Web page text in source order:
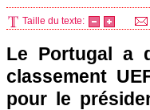
Taille du texte:
Le Portugal a
classement
pour le